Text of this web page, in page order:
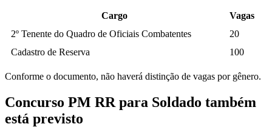
Cargo
Vagas
2º Tenente do Quadro de Oficiais Combatentes
20
Cadastro de Reserva
100
Conforme o documento, não haverá distinção de vagas por gênero.
Concurso PM RR para Soldado também
está previsto